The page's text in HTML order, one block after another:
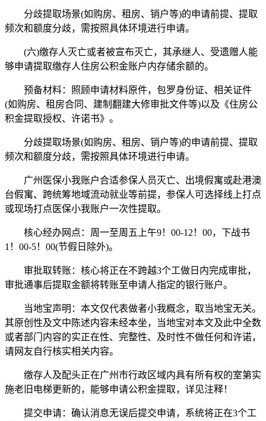
分歧提取场景(如购房、租房、销户等)的申请前提、提取
频次和额度分歧，需按照具体环境进行申请。
(六)缴存人灭亡或者被宣布灭亡，其承继人、受遗赠人能
够申请提取缴存人住房公积金账户内存储余额的。
预备材料：照顾申请材料原件，包罗身份证、相关证件
(如购房、租房合同、建制翻建大修审批文件等)以及《住房公
积金提取授权、许诺书》。
分歧提取场景(如购房、租房、销户等)的申请前提、提取
频次和额度分歧，需按照具体环境进行申请。
广州医保小我账户合适参保人员灭亡、出境假寓或赴港澳
台假寓、跨统筹地域流动就业等前提，参保人可选择线上打点
或现场打点医保小我账户一次性提取。
核心经办网点：周一至周五上午9！00-12！00，下战书
1！00-5！00(节假日除外)。
审批取转账：核心将正在不跨越3个工做日内完成审批，
审批通事后提取金额将转账至申请人指定的银行账户。
当地宝声明：本文仅代表做者小我概念，取当地宝无关。
其原创性及文中陈述内容未经本坐，当地宝对本文及此中全数
或者部门内容的实正在性、完整性、及时性不做任何和许诺，
请网友自行核实相关内容。
缴存人及配头正在广州市行政区域内具有所有权的室第实
施老旧电梯更新的，能够申请公积金提取，详见注释！
提交申请：确认消息无误后提交申请，系统将正在3个工